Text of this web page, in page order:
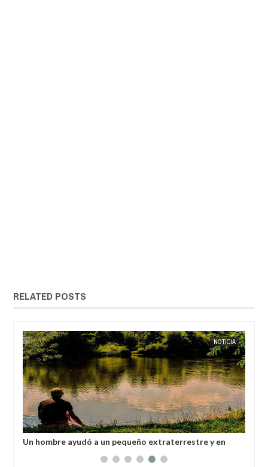
RELATED POSTS
2025 OCT 06, 2024
NOTICIA
Un hombre ayudó a un pequeño extraterrestre y en